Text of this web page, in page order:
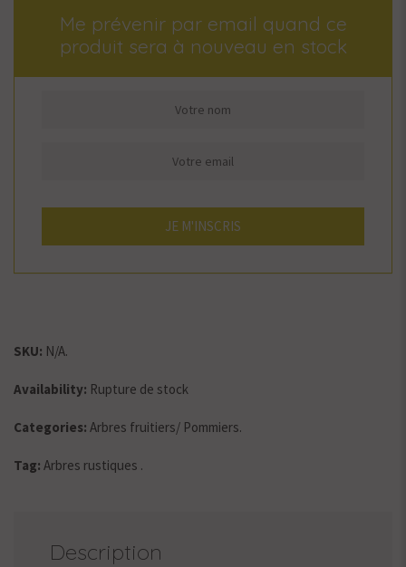
Me prévenir par email quand ce
produit sera à nouveau en stock
SKU: N/A.
Availability: Rupture de stock
Categories: Arbres fruitiers/ Pommiers.
Tag: Arbres rustiques .
Description